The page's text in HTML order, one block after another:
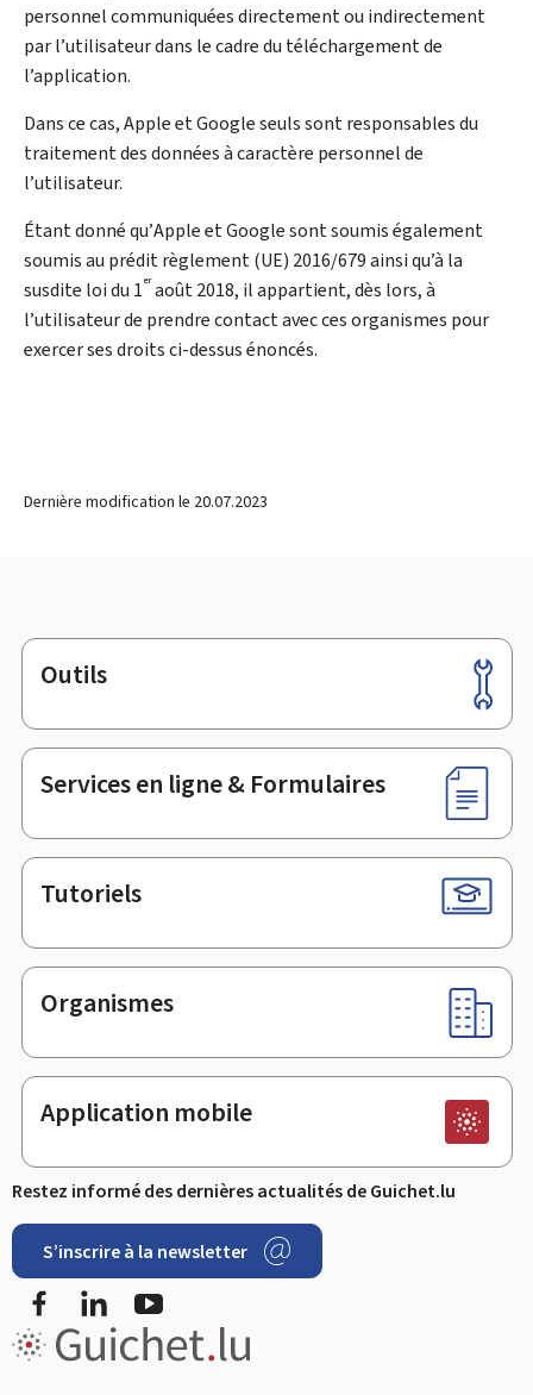
personnel communiquées directement ou indirectement
par l’utilisateur dans le cadre du téléchargement de
l’application.
Dans ce cas,AppleetGoogleseuls sont responsables du
traitement des données à caractère personnel de
l’utilisateur.
Étant donné qu’AppleetGooglesont soumis également
soumis au prédit règlement (UE) 2016/679 ainsi qu’à la
susdite loi du 1eraoût 2018, il appartient, dès lors, à
l’utilisateur de prendre contact avec ces organismes pour
exercer ses droits ci-dessus énoncés.
Dernière modification le 20.07.2023
Pied
de
page
Outils
Services en ligne & Formulaires
Tutoriels
Organismes
Application mobile
Restez informé des dernières actualités de Guichet.lu
S’inscrire à la newsletter
FacebookLinkedIn